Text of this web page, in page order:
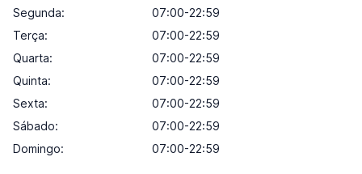
Segunda:
07:00-22:59
Terça:
07:00-22:59
Quarta:
07:00-22:59
Quinta:
07:00-22:59
Sexta:
07:00-22:59
Sábado:
07:00-22:59
Domingo: 07:00-22:59